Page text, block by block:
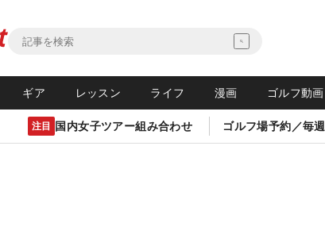
ギア レッスン ライフ 漫画 ゴルフ動画
注目 国内女子ツアー組み合わせ ゴルフ場予約／毎